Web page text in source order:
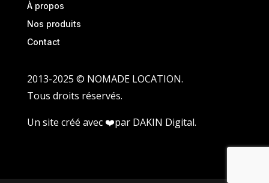
À propos
Nos produits
Contact
2013-2025 © NOMADE LOCATION.
Tous droits réservés.
Un site créé avec ❤️par DAKIN Digital.